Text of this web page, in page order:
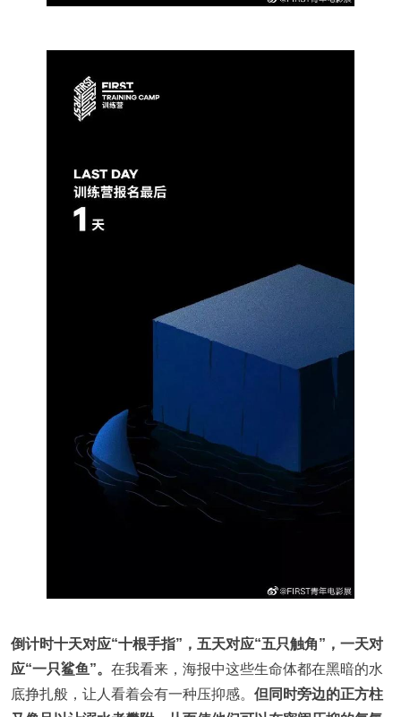
倒计时十天对应“十根手指”，五天对应“五只触角”，一天对
应“一只鲨鱼”。 在我看来，海报中这些生命体都在黑暗的水
底挣扎般，让人看着会有一种压抑感。 但同时旁边的正方柱